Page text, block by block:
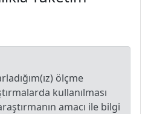
ölçme
kullanılması
amacı ile bilgi